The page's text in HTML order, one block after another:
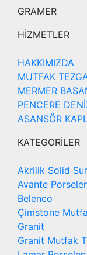
GRAMER
HİZMETLER
HAKKIMIZDA
MUTFAK
MERMER
PENCERE
ASANSÖR
KATEGORİLER
Akrilik Solid
Avante
Belenco
Çimstone
Granit
Granit Mutfak